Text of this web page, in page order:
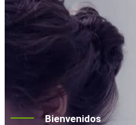
Bienvenidos